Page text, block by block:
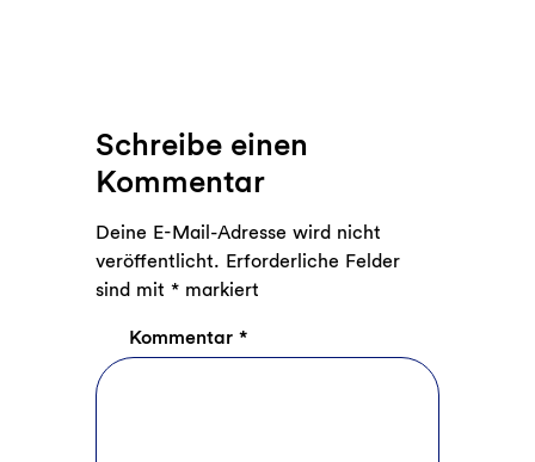
Schreibe einen
Kommentar
Deine E-Mail-Adresse wird nicht
veröffentlicht. Erforderliche Felder
sind mit *markiert
Kommentar *